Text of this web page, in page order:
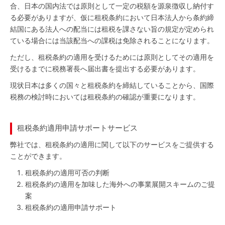
合、日本の国内法では原則として一定の税額を源泉徴収し納付す
る必要がありますが、仮に租税条約において日本法人から条約締
結国にある法人への配当には租税を課さない旨の規定が定められ
ている場合には当該配当への課税は免除されることになります。
ただし、租税条約の適用を受けるためには原則としてその適用を
受けるまでに税務署長へ届出書を提出する必要があります。
現状日本は多くの国々と租税条約を締結していることから、国際
税務の検討時においては租税条約の確認が重要になります。
租税条約適用申請サポートサービス
弊社では、租税条約の適用に関して以下のサービスをご提供する
ことができます。
租税条約の適用可否の判断
租税条約の適用を加味した海外への事業展開スキームのご提
案
租税条約の適用申請サポート